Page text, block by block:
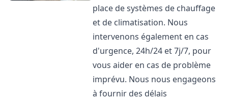
place de systèmes de chauffage
et de climatisation. Nous
intervenons également en cas
d'urgence, 24h/24 et 7j/7, pour
vous aider en cas de problème
imprévu. Nous nous engageons
à fournir des délais